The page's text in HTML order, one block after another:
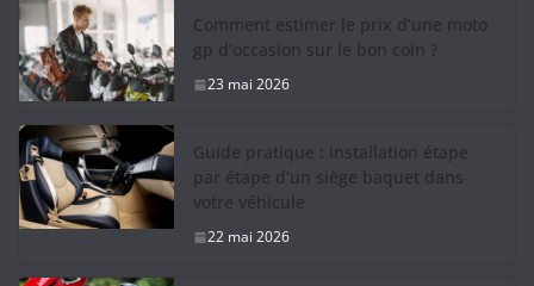
Comment estimer le prix d’une moto
gp d’occasion sur le bon coin ?
23 mai 2026
Guide pratique : installation étape
par étape d’un siège baquet dans
votre véhicule
22 mai 2026